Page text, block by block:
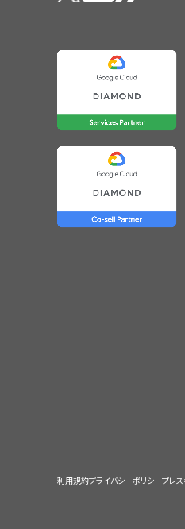
利用規約プライバシーポリシープレス